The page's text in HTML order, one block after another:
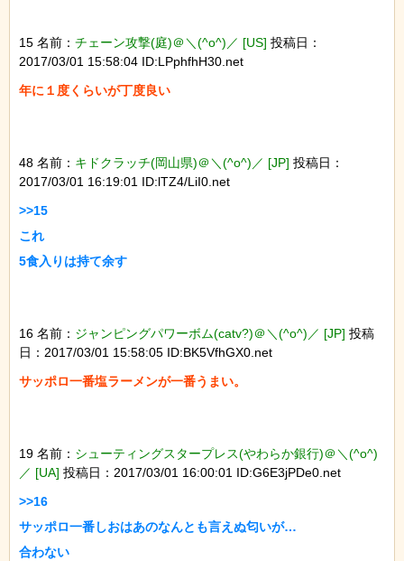
15 名前： チェーン攻撃(庭)＠＼(^o^)／ [US] 投稿日：
2017/03/01 15:58:04 ID:LPphfhH30.net
年に１度くらいが丁度良い
48 名前： キドクラッチ(岡山県)＠＼(^o^)／ [JP] 投稿日：
2017/03/01 16:19:01 ID:lTZ4/LiI0.net
>>15
これ
5食入りは持て余す
16 名前： ジャンピングパワーボム(catv?)＠＼(^o^)／ [JP] 投稿
日：2017/03/01 15:58:05 ID:BK5VfhGX0.net
サッポロ一番塩ラーメンが一番うまい。
19 名前： シューティングスタープレス(やわらか銀行)＠＼(^o^)
／ [UA] 投稿日：2017/03/01 16:00:01 ID:G6E3jPDe0.net
>>16
サッポロ一番しおはあのなんとも言えぬ匂いが…
合わない